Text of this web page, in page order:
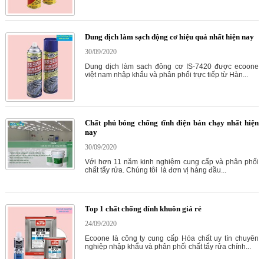
Dung dịch làm sạch động cơ hiệu quả nhất hiện nay
30/09/2020
Dung dịch làm sach đông cơ IS-7420 được ecoone
việt nam nhập khẩu và phân phối trực tiếp từ Hàn...
Chất phủ bóng chống tĩnh điện bán chạy nhất hiện
nay
30/09/2020
Với hơn 11 năm kinh nghiệm cung cấp và phân phối
chất tẩy rửa. Chúng tôi là đơn vị hàng đầu...
Top 1 chất chống dính khuôn giá rẻ
24/09/2020
Ecoone là công ty cung cấp Hóa chất uy tín chuyên
nghiệp nhập khẩu và phân phối chất tẩy rửa chính...